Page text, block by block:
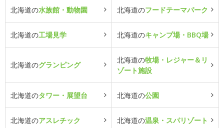
北海道の水族館・動物園 北海道のフードテーマパーク
北海道の工場見学 北海道のキャンプ場・BBQ場
北海道のグランピング
北海道の牧場・レジャー＆リ
ゾート施設
北海道のタワー・展望台 北海道の公園
北海道のアスレチック 北海道の温泉・スパリゾート